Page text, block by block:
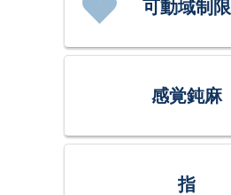
可動域制限
感覚鈍麻
指